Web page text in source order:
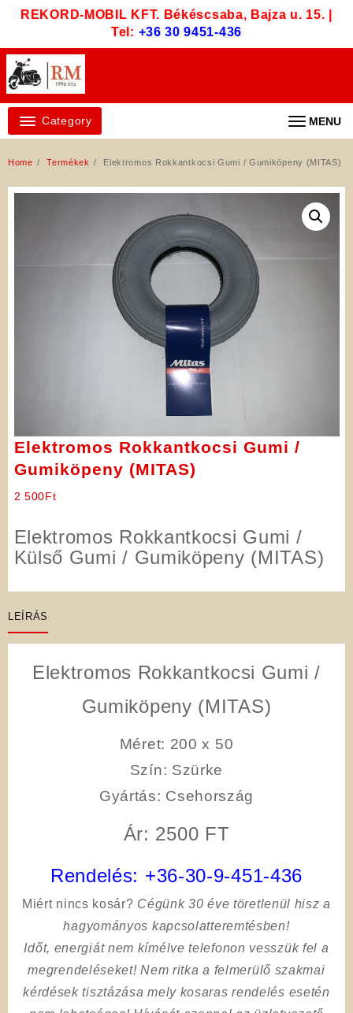
REKORD-MOBIL KFT. Békéscsaba, Bajza u. 15. |
Tel: +36 30 9451-436
Category MENU
Home Termékek Elektromos Rokkantkocsi Gumi / Gumiköpeny (MITAS)
Elektromos Rokkantkocsi Gumi /
Gumiköpeny (MITAS)
2 500Ft
Elektromos Rokkantkocsi Gumi /
Külső Gumi / Gumiköpeny (MITAS)
LEÍRÁS
Elektromos Rokkantkocsi Gumi /
Gumiköpeny (MITAS)
Méret: 200 x 50
Szín: Szürke
Gyártás: Csehország
Ár: 2500 FT
Rendelés: +36-30-9-451-436
Miért nincs kosár? Cégünk 30 éve töretlenül hisz a
hagyományos kapcsolatteremtésben!
Időt, energiát nem kímélvetelefonon vesszük fel a
megrendeléseket! Nem ritka a felmerülő szakmai
kérdések tisztázása mely kosaras rendelés esetén